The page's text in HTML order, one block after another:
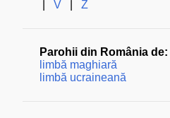
V| Z
Parohii din România de:
limbă maghiară
limbă ucraineană